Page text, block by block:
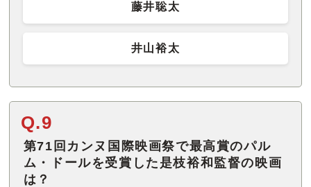
藤井聡太
井山裕太
Q.9
第71回カンヌ国際映画祭で最高賞のパル
ム・ドールを受賞した是枝裕和監督の映画
は？